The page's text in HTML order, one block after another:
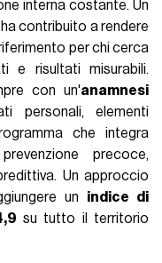
interna costante. Un
contribuito a rendere
per chi cerca
e risultati misurabili.
con un'anamnesi
personali, elementi
che integra
precoce,
Un approccio
un indice di
su tutto il territorio